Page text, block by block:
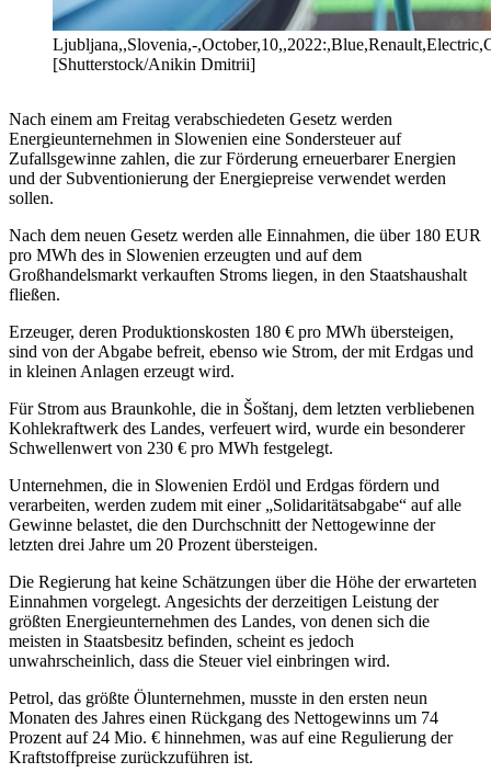
Ljubljana,,Slovenia,-
[Shutterstock/Anikin Dmitrii]
Nach einem am Freitag verabschiedeten Gesetz werden
Energieunternehmen in Slowenien eine Sondersteuer auf
Zufallsgewinne zahlen, die zur Förderung erneuerbarer Energien
und der Subventionierung der Energiepreise verwendet werden
sollen.
Nach dem neuen Gesetz werden alle Einnahmen, die über 180 EUR
pro MWh des in Slowenien erzeugten und auf dem
Großhandelsmarkt verkauften Stroms liegen, in den Staatshaushalt
fließen.
Erzeuger, deren Produktionskosten 180 € pro MWh übersteigen,
sind von der Abgabe befreit, ebenso wie Strom, der mit Erdgas und
in kleinen Anlagen erzeugt wird.
Für Strom aus Braunkohle, die in Šoštanj, dem letzten verbliebenen
Kohlekraftwerk des Landes, verfeuert wird, wurde ein besonderer
Schwellenwert von 230 € pro MWh festgelegt.
Unternehmen, die in Slowenien Erdöl und Erdgas fördern und
verarbeiten, werden zudem mit einer „Solidaritätsabgabe“ auf alle
Gewinne belastet, die den Durchschnitt der Nettogewinne der
letzten drei Jahre um 20 Prozent übersteigen.
Die Regierung hat keine Schätzungen über die Höhe der erwarteten
Einnahmen vorgelegt. Angesichts der derzeitigen Leistung der
größten Energieunternehmen des Landes, von denen sich die
meisten in Staatsbesitz befinden, scheint es jedoch
unwahrscheinlich, dass die Steuer viel einbringen wird.
Petrol, das größte Ölunternehmen, musste in den ersten neun
Monaten des Jahres einen Rückgang des Nettogewinns um 74
Prozent auf 24 Mio. € hinnehmen, was auf eine Regulierung der
Kraftstoffpreise zurückzuführen ist.